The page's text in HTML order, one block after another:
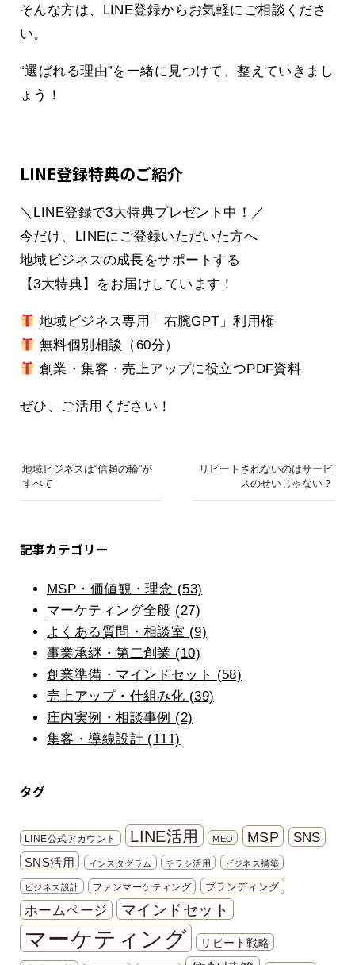
そんな方は、LINE登録からお気軽にご相談くださ
い。
“選ばれる理由”を一緒に見つけて、整えていきまし
ょう！
LINE登録特典のご紹介
＼LINE登録で3大特典プレゼント中！／
今だけ、LINEにご登録いただいた方へ
地域ビジネスの成長をサポートする
【3大特典】をお届けしています！
地域ビジネス専用「右腕GPT」利用権
無料個別相談（60分）
創業・集客・売上アップに役立つPDF資料
ぜひ、ご活用ください！
地域ビジネスは“信頼の輪”が
すべて
リピートされないのはサービ
スのせいじゃない？
記事カテゴリー
MSP・価値観・理念 (53)
マーケティング全般 (27)
よくある質問・相談室 (9)
事業承継・第二創業 (10)
創業準備・マインドセット (58)
売上アップ・仕組み化 (39)
庄内実例・相談事例 (2)
集客・導線設計 (111)
タグ
LINE公式アカウント LINE活用 MEO MSP SNS
SNS活用 インスタグラム チラシ活用 ビジネス構築
ビジネス設計 ファンマーケティング ブランディング
ホームページ マインドセット
マーケティング リピート戦略